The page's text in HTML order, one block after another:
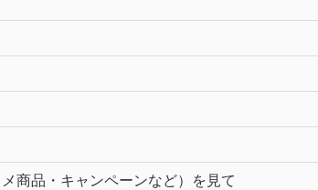
商品・キャンペーンなど）を見て